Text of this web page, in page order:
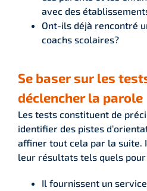
avec des
Ont-ils déjà rencontré
coachs scolaires?
Se baser sur les
déclencher la parole
Les tests constituent de
identifier des pistes
affiner tout cela par la suite.
leur résultats tels quels
Il fournissent un